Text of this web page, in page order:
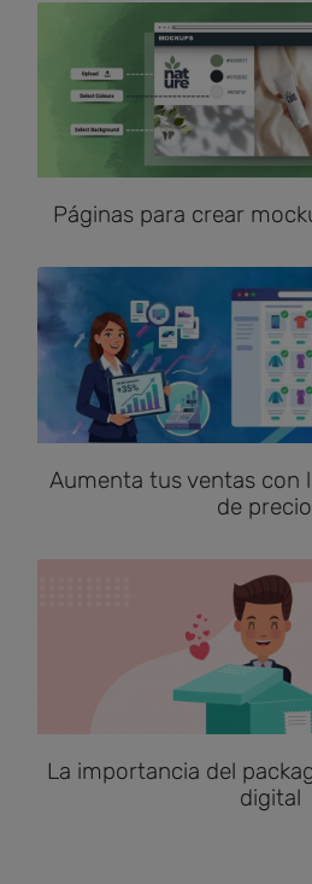
Páginas para crear
Aumenta tus ventas con
de
La importancia del
digital